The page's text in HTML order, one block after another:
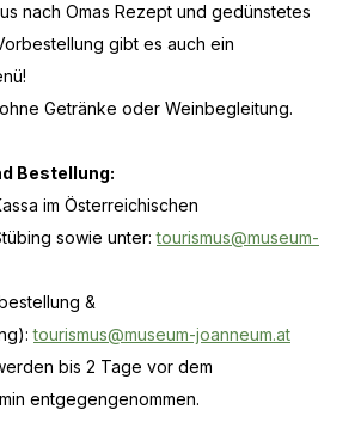
nach Omas Rezept und gedünstetes
gibt es auch ein
Getränke oder Weinbegleitung.
Bestellung:
im Österreichischen
sowie unter:tourismus@museum-
&
tourismus@museum-joanneum.at
bis 2 Tage vor dem
entgegengenommen.